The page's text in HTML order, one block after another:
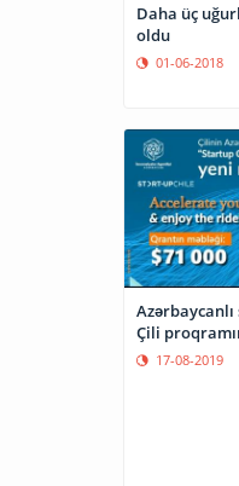
Daha üç
oldu
01-06-2018
Çili
17-08-2019